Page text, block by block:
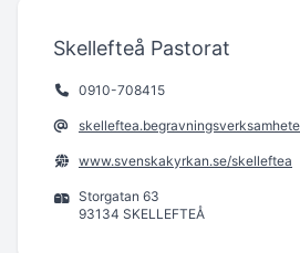
Skellefteå Pastorat
0910-708415
www.svenskakyrkan.se/skelleftea
Storgatan 63
93134 SKELLEFTEÅ